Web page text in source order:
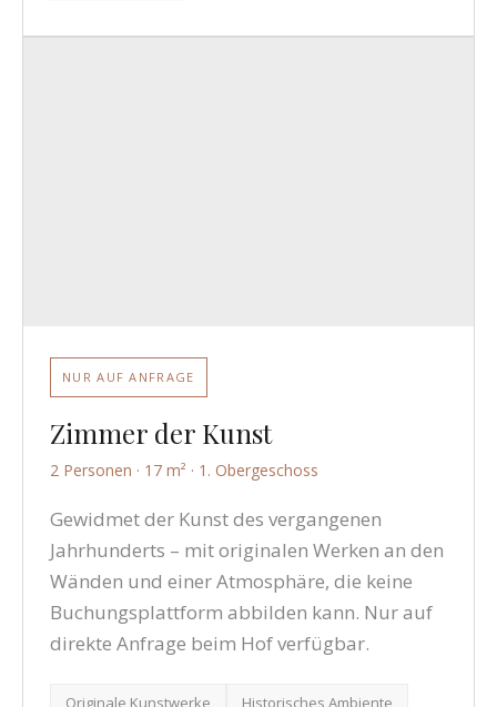
NUR AUF ANFRAGE
Zimmer der Kunst
2 Personen · 17 m² · 1. Obergeschoss
Gewidmet der Kunst des vergangenen
Jahrhunderts – mit originalen Werken an den
Wänden und einer Atmosphäre, die keine
Buchungsplattform abbilden kann. Nur auf
direkte Anfrage beim Hof verfügbar.
Originale Kunstwerke
Historisches Ambiente